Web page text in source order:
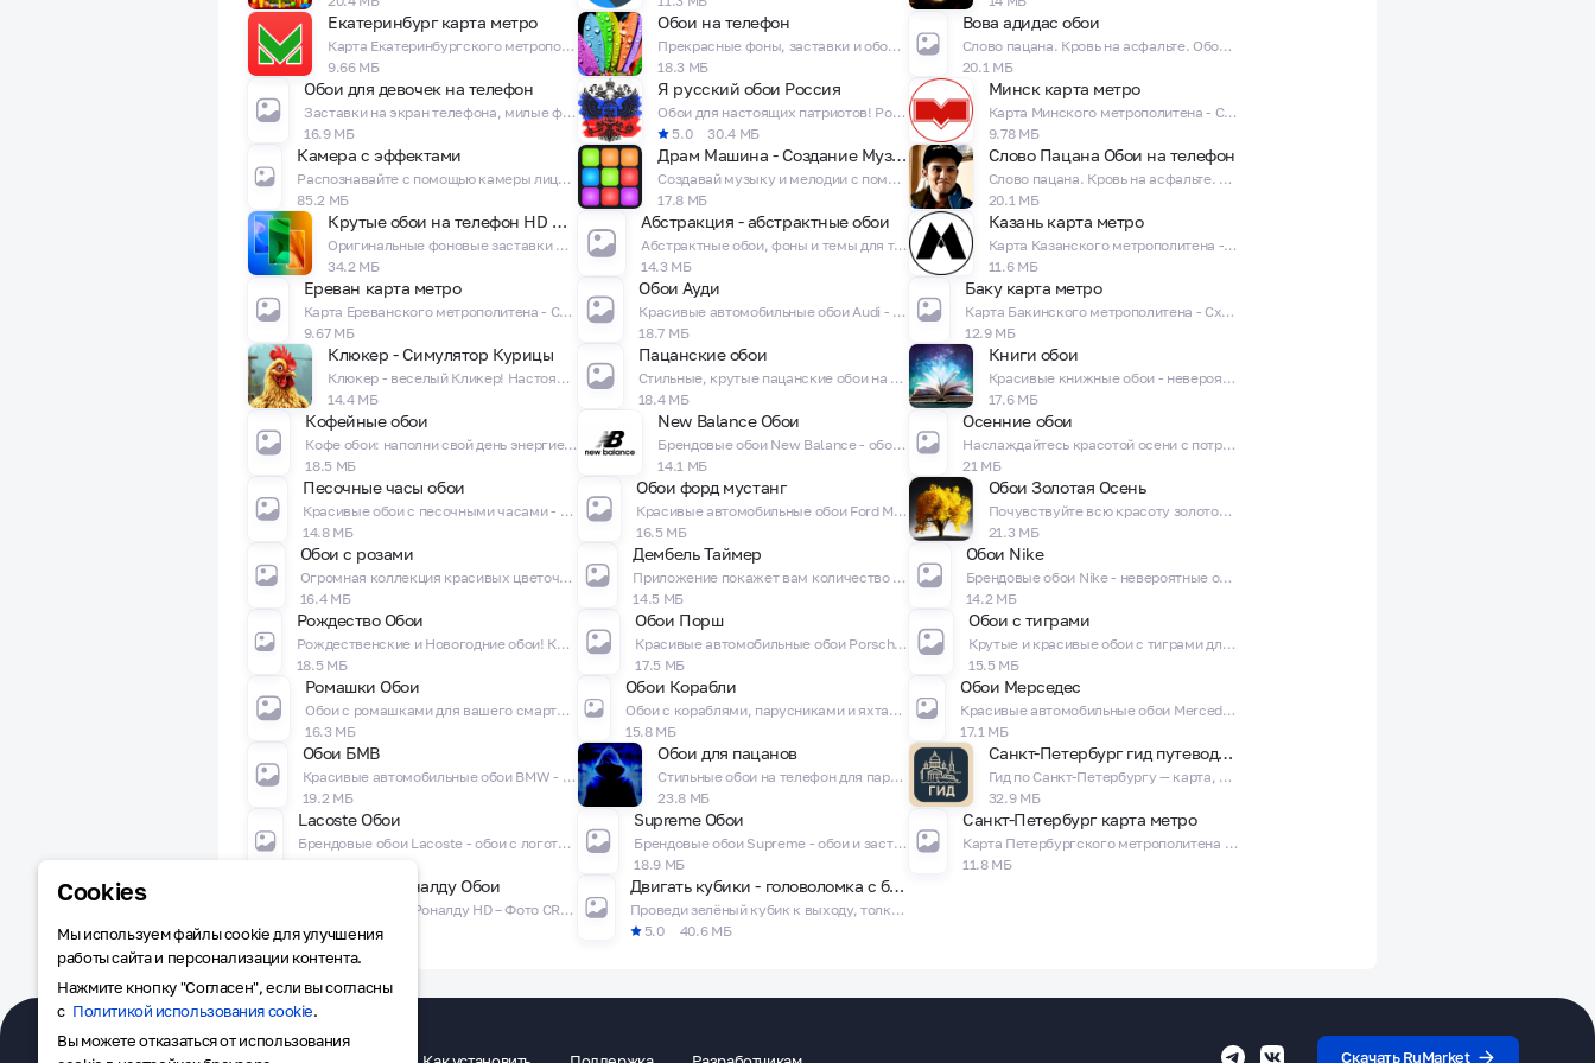
Екатеринбург карта метро
Карта Екатеринбургского метрополитена - Схема станций и маршрутов
9.66 МБ
Обои на телефон
Прекрасные фоны, заставки и обои 4K для вашего телефона!
18.3 МБ
Вова адидас обои
Слово пацана. Кровь на асфальте. Обои для телефона с Вовой Адидас
20.1 МБ
Обои для девочек на телефон
Заставки на экран телефона, милые фоновые обои для девочек!
16.9 МБ
Я русский обои Россия
Обои для настоящих патриотов! Россия - это Сила!
5.0
30.4 МБ
Минск карта метро
Карта Минского метрополитена - Схема станций и маршрутов
9.78 МБ
Камера с эффектами
Распознавайте с помощью камеры лица, позы человека, окружающие объекты!
85.2 МБ
Драм Машина - Создание Музыки
Создавай музыку и мелодии с помощью данного приложения!
17.8 МБ
Слово Пацана Обои на телефон
Слово пацана. Кровь на асфальте. Обои для телефона
20.1 МБ
Крутые обои на телефон HD Wallpapers
Оригинальные фоновые заставки HD для вашего телефона!
34.2 МБ
Абстракция - абстрактные обои
Абстрактные обои, фоны и темы для твоего телефона!
14.3 МБ
Казань карта метро
Карта Казанского метрополитена - Схема станций и маршрутов
11.6 МБ
Ереван карта метро
Карта Ереванского метрополитена - Схема станций и маршрутов
9.67 МБ
Обои Ауди
Красивые автомобильные обои Audi - невероятные Ауди!
18.7 МБ
Баку карта метро
Карта Бакинского метрополитена - Схема станций и маршрутов
12.9 МБ
Клюкер - Симулятор Курицы
Клюкер - веселый Кликер! Настоящий симулятор жизни курицы! Ржака игра!
14.4 МБ
Пацанские обои
Стильные, крутые пацанские обои на телефон для парней!
18.4 МБ
Книги обои
Красивые книжные обои - невероятные обои с книгами!
17.6 МБ
Кофейные обои
Кофе обои: наполни свой день энергией с кофейными обоями!
18.5 МБ
New Balance Обои
Брендовые обои New Balance - обои с кроссовками и логотипами нью бэленс!
14.1 МБ
Осенние обои
Наслаждайтесь красотой осени с потрясающими осенними обоями!
21 МБ
Песочные часы обои
Красивые обои с песочными часами - невероятные обои с часами!
14.8 МБ
Обои форд мустанг
Красивые автомобильные обои Ford Mustang (Форд Мустанг)
16.5 МБ
Обои Золотая Осень
Почувствуйте всю красоту золотой осени с нашими яркими осенними обоями
21.3 МБ
Обои с розами
Огромная коллекция красивых цветочных обоев с розами для телефона!
16.4 МБ
Дембель Таймер
Приложение покажет вам количество дней до заветного Дембеля!
14.5 МБ
Обои Nike
Брендовые обои Nike - невероятные обои с кроссовками найк!
14.2 МБ
Рождество Обои
Рождественские и Новогодние обои! Картинки, Фотографии и Обои для телефона!
18.5 МБ
Обои Порш
Красивые автомобильные обои Porsche - невероятные Порши!
17.5 МБ
Обои с тиграми
Крутые и красивые обои с тиграми для настоящих тигров!
15.5 МБ
Ромашки Обои
Обои с ромашками для вашего смартфона в качестве HD и 4K!
16.3 МБ
Обои Корабли
Обои с кораблями, парусниками и яхтами для вашего смартфона в качестве HD и 4K!
15.8 МБ
Обои Мерседес
Красивые автомобильные обои Mercedes - невероятные мерсы и мерины!
17.1 МБ
Обои БМВ
Красивые автомобильные обои BMW - невероятные бумеры и бэхи!
19.2 МБ
Обои для пацанов
Стильные обои на телефон для парней!
23.8 МБ
Санкт-Петербург гид путеводитель
Гид по Санкт-Петербургу — карта, маршруты достопримечательности
32.9 МБ
Lacoste Обои
Брендовые обои Lacoste - обои с логотипом Лакосты и зеленым крокодилом!
Supreme Обои
Брендовые обои Supreme - обои и заставки с логотипом Суприм!
18.9 МБ
Санкт-Петербург карта метро
Карта Петербургского метрополитена - Схема станций и маршрутов
11.8 МБ
Криштиану Роналду Обои
Обои Криштиану Роналду HD – Фото CR7 на заставку! Крутые футбольные обои
24.2 МБ
Двигать кубики - головоломка с блоками
Проведи зелёный кубик к выходу, толкая блоки! Логика в каждом уровне!
5.0
40.6 МБ
Cookies
Мы используем файлы cookie для улучшения
работы сайта и персонализации контента.
Нажмите кнопку "Согласен", если вы согласны
с Политикой использования cookie.
Вы можете отказаться от использования
Скачать RuMarket